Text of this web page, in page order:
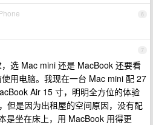
6
7
选 Mac mini 还是 MacBook 还要看
用电脑。我现在一台 Mac mini 配 27
Air 15 寸，明明全方位的体验
但是因为出租屋的空间原因，没有配
是坐在床上，用 MacBook 用得更